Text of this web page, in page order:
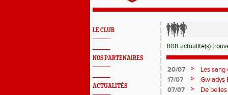
LE CLUB
NOS PARTENAIRES
ACTUALITÉS
808 actualité(s)
20/07 >
Les sang
France
17/07 >
Gwladys
07/07
>
De